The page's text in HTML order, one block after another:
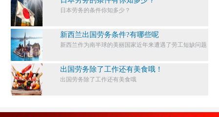
日本劳务的条件你知多少？​
新西兰出国劳务条件?有哪些呢
新西兰作为南半球的美丽国家近年来遭遇了劳工短缺问题
出国劳务除了工作还有美食哦！
出国劳务除了工作还有美食哦